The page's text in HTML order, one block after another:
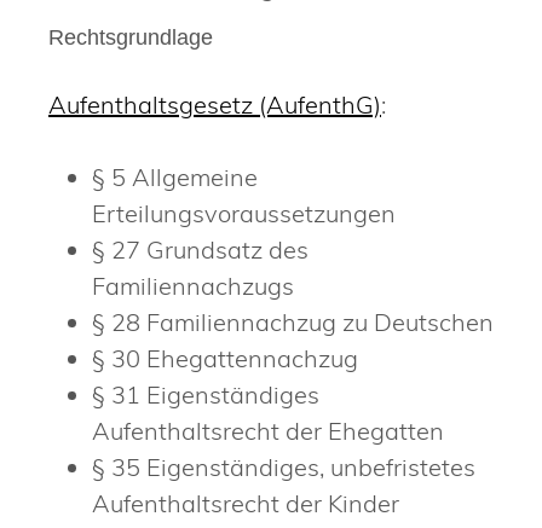
Rechtsgrundlage
Aufenthaltsgesetz (AufenthG):
§ 5 Allgemeine
Erteilungsvoraussetzungen
§ 27 Grundsatz des
Familiennachzugs
§ 28 Familiennachzug zu Deutschen
§ 30 Ehegattennachzug
§ 31 Eigenständiges
Aufenthaltsrecht der Ehegatten
§ 35 Eigenständiges, unbefristetes
Aufenthaltsrecht der Kinder